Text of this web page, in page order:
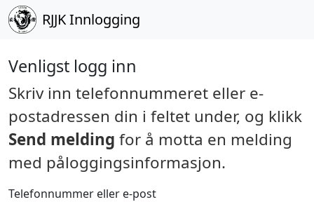
RJJKInnlogging
Venligst logg inn
Skriv inn telefonnummeret eller e-
postadressen din i feltet under, og klikk
Send melding for å motta en melding
med påloggingsinformasjon.
Telefonnummer eller e-post